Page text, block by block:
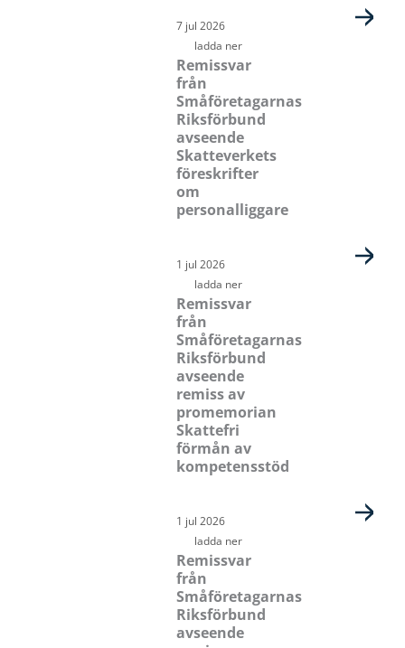
7 jul 2026
ladda ner
Remissvar
från
Småföretagarnas
Riksförbund
avseende
Skatteverkets
föreskrifter
om
personalliggare
1 jul 2026
ladda ner
Remissvar
från
Småföretagarnas
Riksförbund
avseende
remiss av
promemorian
Skattefri
förmån av
kompetensstöd
1 jul 2026
ladda ner
Remissvar
från
Småföretagarnas
Riksförbund
avseende